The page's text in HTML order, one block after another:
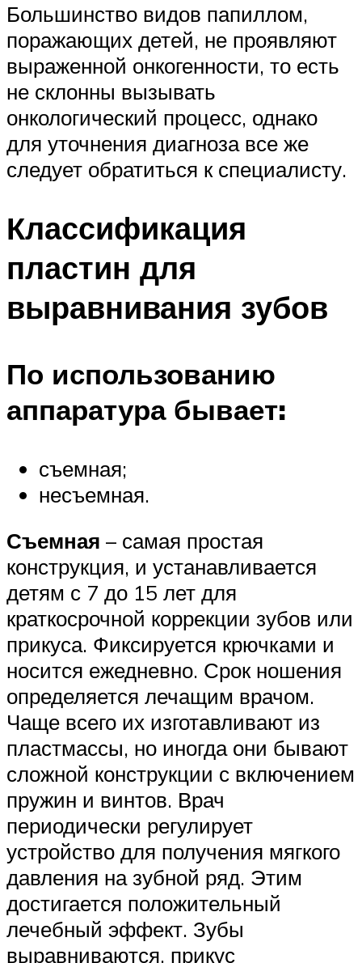
Большинство видов папиллом,
поражающих детей, не проявляют
выраженной онкогенности, то есть
не склонны вызывать
онкологический процесс, однако
для уточнения диагноза все же
следует обратиться к специалисту.
Классификация
пластин для
выравнивания зубов
По использованию
аппаратура бывает:
съемная;
несъемная.
Съемная – самая простая
конструкция, и устанавливается
детям с 7 до 15 лет для
краткосрочной коррекции зубов или
прикуса. Фиксируется крючками и
носится ежедневно. Срок ношения
определяется лечащим врачом.
Чаще всего их изготавливают из
пластмассы, но иногда они бывают
сложной конструкции с включением
пружин и винтов. Врач
периодически регулирует
устройство для получения мягкого
давления на зубной ряд. Этим
достигается положительный
лечебный эффект. Зубы
выравниваются, прикус